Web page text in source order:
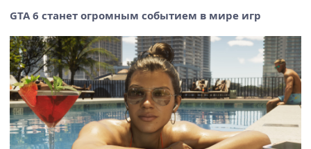
GTA 6 станет огромным событием в мире игр